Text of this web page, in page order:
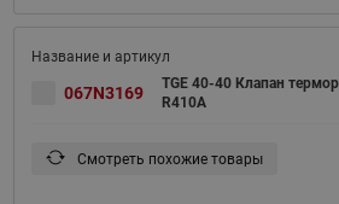
067N3169
TGE 40-40 Клапан
R410A
Смотреть похожие товары